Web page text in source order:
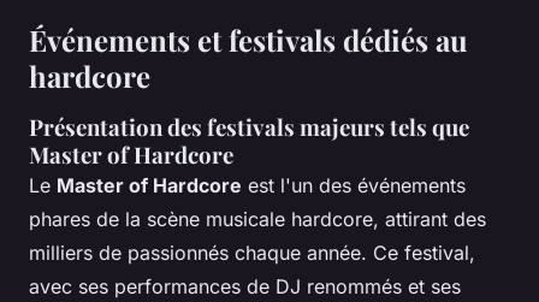
Événements et festivals dédiés au
hardcore
Présentation des festivals majeurs tels que
Master of Hardcore
Le Master of Hardcore est l'un des événements
phares de la scène musicale hardcore, attirant des
milliers de passionnés chaque année. Ce festival,
avec ses performances de DJ renommés et ses